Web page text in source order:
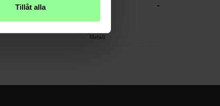
Tillåt alla
DATEN -
Silber
Metall